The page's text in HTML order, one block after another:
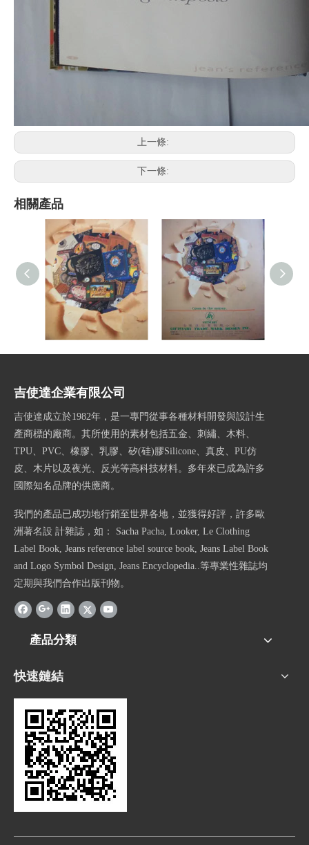
上一條:
下一條:
相關產品
書P1260829 書P1260828
吉使達企業有限公司
吉使達成立於1982年，是一專門從事各種材料開發與設計生
產商標的廠商。其所使用的素材包括五金、刺繡、木料、
TPU、PVC、橡膠、乳膠、矽(硅)膠Silicone、真皮、PU仿
皮、木片以及夜光、反光等高科技材料。多年來已成為許多
國際知名品牌的供應商。
我們的產品已成功地行銷至世界各地，並獲得好評，許多歐
洲著名設 計雜誌，如： Sacha Pacha, Looker, Le Clothing
Label Book, Jeans reference label source book, Jeans Label Book
and Logo Symbol Design, Jeans Encyclopedia..等專業性雜誌均
定期與我們合作出版刊物。
產品分類
快速鏈結